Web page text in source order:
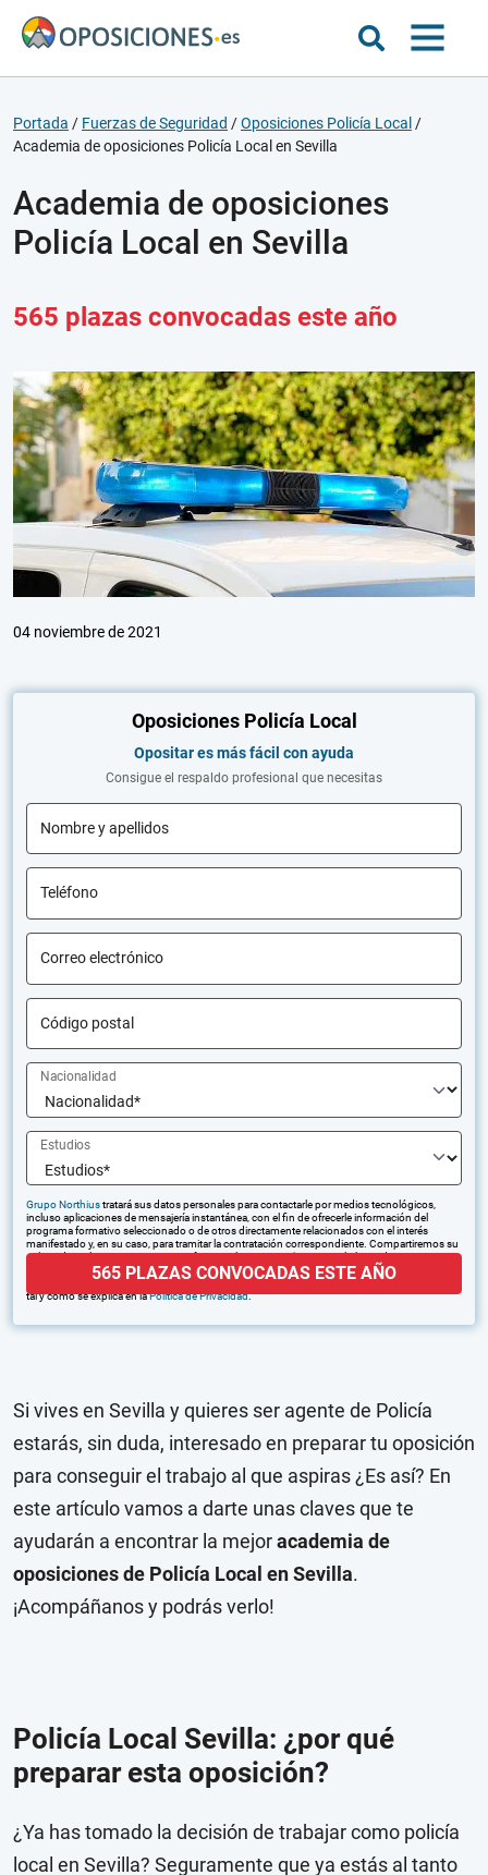
Portada / Fuerzas de Seguridad /Oposiciones Policía Local /
Academia de oposiciones Policía Local en Sevilla
Academia de oposiciones
Policía Local en Sevilla
565 plazas convocadas este año
04 noviembre de 2021
Oposiciones Policía Local
Opositar es más fácil con ayuda
Consigue el respaldo profesional que necesitas
Nombre y apellidos
Teléfono
Correo electrónico
Código postal
Nacionalidad
Estudios
Grupo Northiustratará sus datos personales para contactarle por medios tecnológicos,
incluso aplicaciones de mensajería instantánea, con el fin de ofrecerle información del
programa formativo seleccionado o de otros directamente relacionados con el interés
manifestado y, en su caso, para tramitar la contratación correspondiente. Compartiremos su
solicitud con las empresas que conforman el
puedan hacerle llegar la mejor oferta de productos y servicios de acuerdo a su petición.
tal y como se explica en laPolítica de Privacidad.
565 PLAZAS CONVOCADAS ESTE AÑO
Si vives en Sevilla y quieres ser agente de Policía
estarás, sin duda, interesado en preparar tu oposición
para conseguir el trabajo al que aspiras ¿Es así? En
este artículo vamos a darte unas claves que te
ayudarán a encontrar la mejoracademia de
oposiciones de Policía Local en Sevilla.
¡Acompáñanos y podrás verlo!
Policía Local Sevilla: ¿por qué
preparar esta oposición?
¿Ya has tomado la decisión de trabajar como policía
local en Sevilla? Seguramente que ya estás al tanto